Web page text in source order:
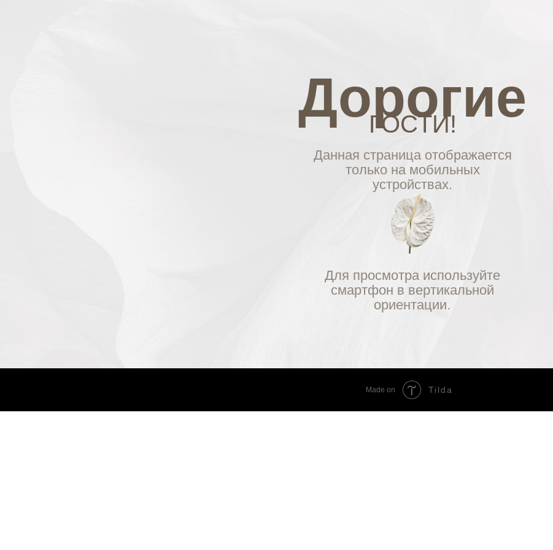
Для просмотра используйте
смартфон в вертикальной
ориентации.
Данная страница отображается
только на мобильных
устройствах.
Дорогие
ГОСТИ!
Made on Tilda